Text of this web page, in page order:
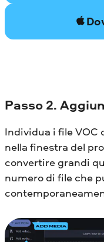
Passo 2.
Individua i file VOC
nella finestra del
convertire grandi
numero di file che